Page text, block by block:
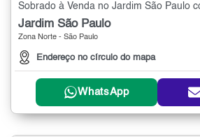
Sobrado à Venda no Jardim São Paulo
Jardim São Paulo
Zona Norte - São Paulo
Endereço no círculo do mapa
WhatsApp